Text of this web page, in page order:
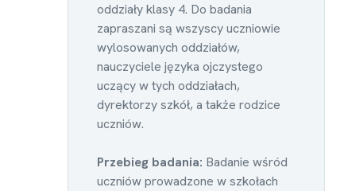
oddziały klasy 4. Do badania
zapraszani są wszyscy uczniowie
wylosowanych oddziałów,
nauczyciele języka ojczystego
uczący w tych oddziałach,
dyrektorzy szkół, a także rodzice
uczniów.
Przebieg badania: Badanie wśród
uczniów prowadzone w szkołach